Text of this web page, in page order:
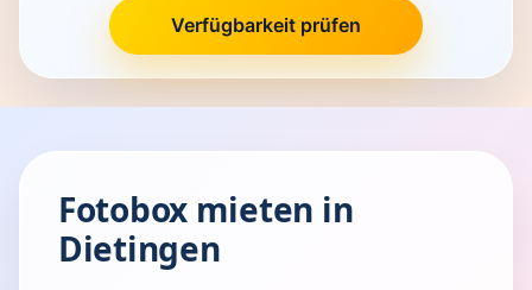
Verfügbarkeit prüfen
Fotobox mieten in
Dietingen